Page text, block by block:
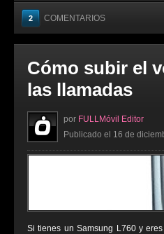
2 COMENTARIOS
Cómo subir el
las llamadas
por FULLMóvil Editor
Publicado el 16 de
Si tienes un Samsung L760 y